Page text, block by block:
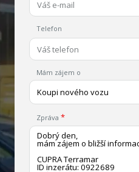
Telefon
Mám zájem o
Koupi nového vozu
Zpráva